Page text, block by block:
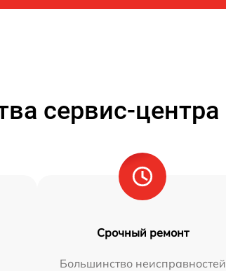
сервис-центра
Срочный ремонт
Большинство неисправностей